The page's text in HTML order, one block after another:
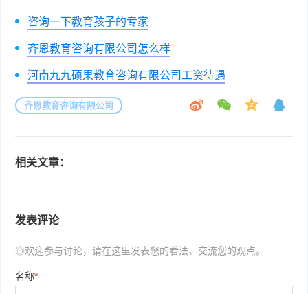
咨询一下教育孩子的专家
齐恩教育咨询有限公司怎么样
河南九九硕果教育咨询有限公司工资待遇
齐恩教育咨询有限公司
相关文章：
发表评论
◎欢迎参与讨论，请在这里发表您的看法、交流您的观点。
名称*